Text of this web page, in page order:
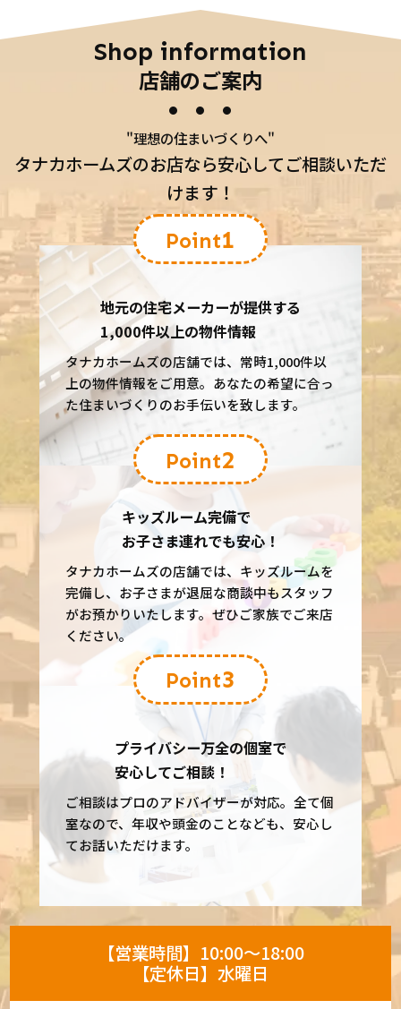
Shop information
店舗のご案内
"理想の住まいづくりへ"
タナカホームズのお店なら安心してご相談いただ
けます！
Point1
地元の住宅メーカーが提供する
1,000件以上の物件情報
タナカホームズの店舗では、常時1,000件以
上の物件情報をご用意。あなたの希望に合っ
た住まいづくりのお手伝いを致します。
Point2
キッズルーム完備で
お子さま連れでも安心！
タナカホームズの店舗では、キッズルームを
完備し、お子さまが退屈な商談中もスタッフ
がお預かりいたします。ぜひご家族でご来店
ください。
Point3
プライバシー万全の個室で
安心してご相談！
ご相談はプロのアドバイザーが対応。全て個
室なので、年収や頭金のことなども、安心し
てお話いただけます。
【営業時間】10:00～18:00
【定休日】水曜日